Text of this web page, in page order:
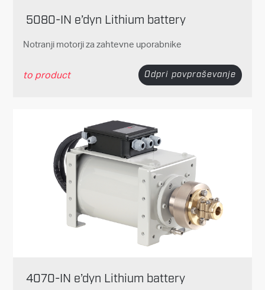
5080-IN e’dyn Lithium battery
Notranji motorji za zahtevne uporabnike
to product Odpri povpraševanje
4070-IN e’dyn Lithium battery